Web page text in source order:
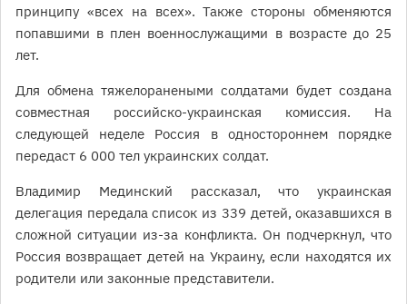
принципу «всех на всех». Также стороны обменяются
попавшими в плен военнослужащими в возрасте до 25
лет.
Для обмена тяжелоранеными солдатами будет создана
совместная российско-украинская комиссия. На
следующей неделе Россия в одностороннем порядке
передаст 6 000 тел украинских солдат.
Владимир Мединский рассказал, что украинская
делегация передала список из 339 детей, оказавшихся в
сложной ситуации из-за конфликта. Он подчеркнул, что
Россия возвращает детей на Украину, если находятся их
родители или законные представители.